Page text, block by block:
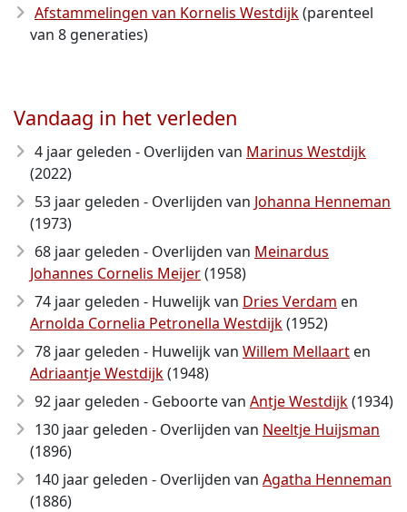
Afstammelingen van Kornelis Westdijk(parenteel
van 8 generaties)
Vandaag in het verleden
4 jaar geleden - Overlijden van Marinus Westdijk
(2022)
53 jaar geleden - Overlijden van Johanna Henneman
(1973)
68 jaar geleden - Overlijden van Meinardus
Johannes Cornelis Meijer(1958)
74 jaar geleden - Huwelijk van Dries Verdam en
Arnolda Cornelia Petronella Westdijk(1952)
78 jaar geleden - Huwelijk van Willem Mellaart en
Adriaantje Westdijk(1948)
92 jaar geleden - Geboorte van Antje Westdijk(1934)
130 jaar geleden - Overlijden van Neeltje Huijsman
(1896)
140 jaar geleden - Overlijden van Agatha Henneman
(1886)